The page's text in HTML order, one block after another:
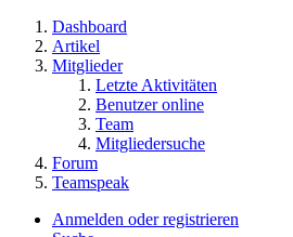
Dashboard
Artikel
Mitglieder
Letzte Aktivitäten
Benutzer online
Team
Mitgliedersuche
Forum
Teamspeak
Anmelden oder registrieren